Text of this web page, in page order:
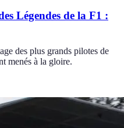
Légendes de la F1 :
des plus grands pilotes de
menés à la gloire.